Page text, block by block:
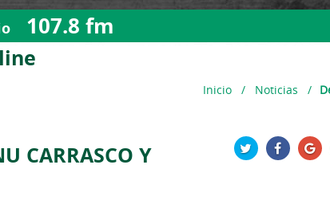
107.8 fm
Inicio / Noticias /
CARRASCO Y